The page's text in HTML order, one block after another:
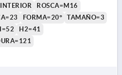
ROSCA=M16
FORMA=20°
TAMAÑO=3
H2=41